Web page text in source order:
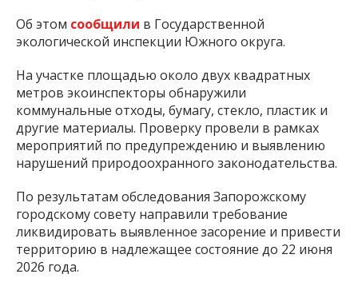
Об этом сообщили в Государственной
экологической инспекции Южного округа.
На участке площадью около двух квадратных
метров экоинспекторы обнаружили
коммунальные отходы, бумагу, стекло, пластик и
другие материалы. Проверку провели в рамках
мероприятий по предупреждению и выявлению
нарушений природоохранного законодательства.
По результатам обследования Запорожскому
городскому совету направили требование
ликвидировать выявленное засорение и привести
территорию в надлежащее состояние до 22 июня
2026 года.